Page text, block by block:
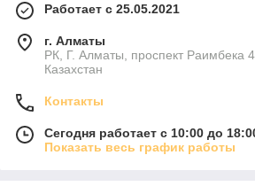
Работает с 25.05.2021
г. Алматы
РК, Г. Алматы, проспект Раимбека
Казахстан
Контакты
Сегодня работает с 10:00 до
Показать весь график работы